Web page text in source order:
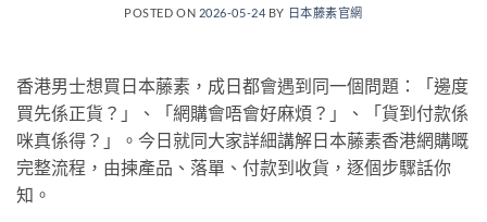
POSTED ON 2026-05-24 BY 日本藤素官網
香港男士想買日本藤素，成日都會遇到同一個問題：「邊度
買先係正貨？」、「網購會唔會好麻煩？」、「貨到付款係
咪真係得？」。今日就同大家詳細講解日本藤素香港網購嘅
完整流程，由揀產品、落單、付款到收貨，逐個步驟話你
知。